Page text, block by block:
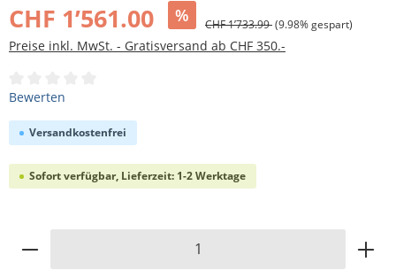
CHF 1’561.00 % CHF 1’733.99(9.98% gespart)
Preise inkl. MwSt. - Gratisversand ab CHF 350.-
Durchschnittliche Bewertung von 0 von 5 Sternen
Bewerten
Versandkostenfrei
Sofort verfügbar, Lieferzeit: 1-2 Werktage
Produkt Anzahl: Gib den gewünschten